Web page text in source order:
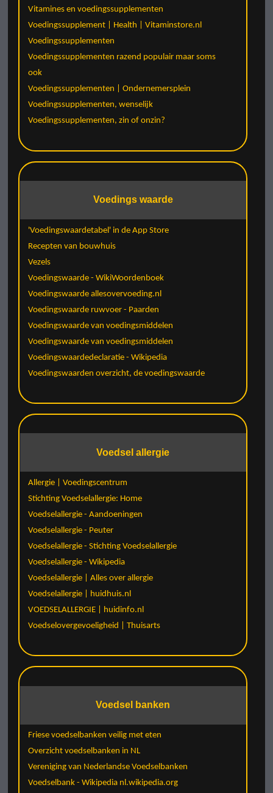
Vitamines en voedingssupplementen
Voedingssupplement | Health | Vitaminstore.nl
Voedingssupplementen
Voedingssupplementen razend populair maar soms
ook
Voedingssupplementen | Ondernemersplein
Voedingssupplementen, wenselijk
Voedingssupplementen, zin of onzin?
Voedings waarde
'Voedingswaardetabel' in de App Store
Recepten van bouwhuis
Vezels
Voedingswaarde - WikiWoordenboek
Voedingswaarde allesovervoeding.nl
Voedingswaarde ruwvoer - Paarden
Voedingswaarde van voedingsmiddelen
Voedingswaarde van voedingsmiddelen
Voedingswaardedeclaratie - Wikipedia
Voedingswaarden overzicht, de voedingswaarde
Voedsel allergie
Allergie | Voedingscentrum
Stichting Voedselallergie: Home
Voedselallergie - Aandoeningen
Voedselallergie - Peuter
Voedselallergie - Stichting Voedselallergie
Voedselallergie - Wikipedia
Voedselallergie | Alles over allergie
Voedselallergie | huidhuis.nl
VOEDSELALLERGIE | huidinfo.nl
Voedselovergevoeligheid | Thuisarts
Voedsel banken
Friese voedselbanken veilig met eten
Overzicht voedselbanken in NL
Vereniging van Nederlandse Voedselbanken
Voedselbank - Wikipedia nl.wikipedia.org